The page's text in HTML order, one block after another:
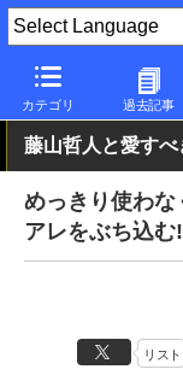
カテゴリ 過去記事
PC Watch 半導体/周
藤山哲人と愛すべ
めっきり使わ
アレをぶち込む!
リスト